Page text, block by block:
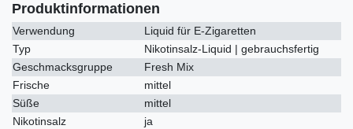
Produktinformationen
Verwendung
Liquid für E-Zigaretten
Typ
Nikotinsalz-Liquid | gebrauchsfertig
Geschmacksgruppe
Fresh Mix
Frische
mittel
Süße
mittel
Nikotinsalz
ja